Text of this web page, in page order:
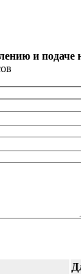
и подаче